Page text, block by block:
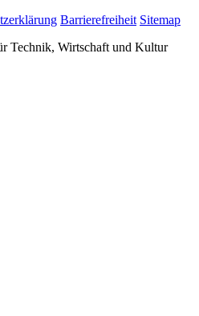
Barrierefreiheit Sitemap
Technik, Wirtschaft und Kultur